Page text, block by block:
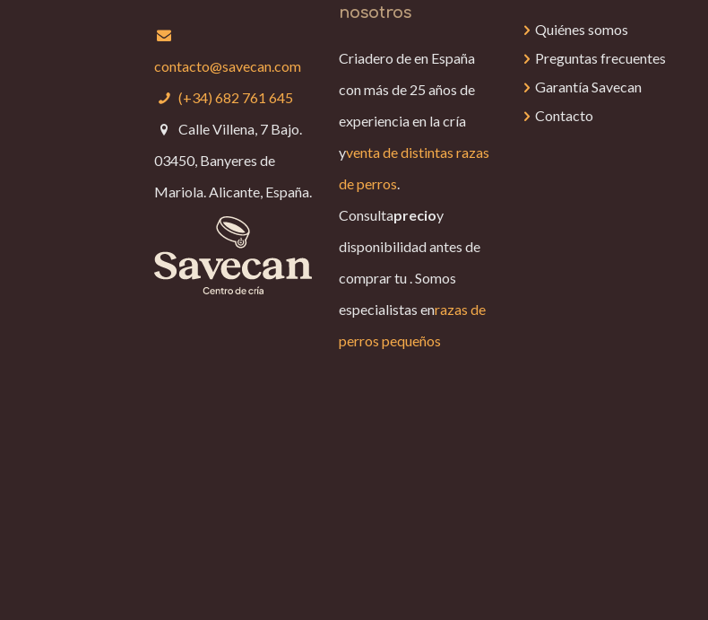
contacto@savecan.com
(+34) 682 761 645
Calle Villena, 7 Bajo.
03450, Banyeres de
Mariola. Alicante, España.
nosotros
Criadero de en España
con más de 25 años de
experiencia en la cría
yventa de distintas razas
de perros.
Consultaprecioy
disponibilidad antes de
comprar tu . Somos
especialistas enrazas de
perros pequeños
Quiénes somos
Preguntas frecuentes
Garantía Savecan
Contacto